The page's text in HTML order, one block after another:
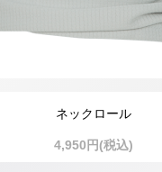
ネックロール
4,950円(税込)